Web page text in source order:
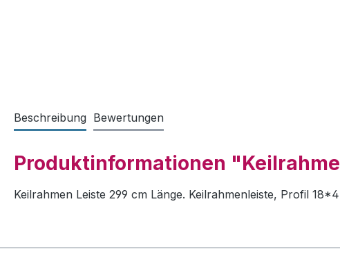
Beschreibung Bewertungen
Produktinformationen
Keilrahmen Leiste 299 cm Länge. Keilrahmenleiste, Profil